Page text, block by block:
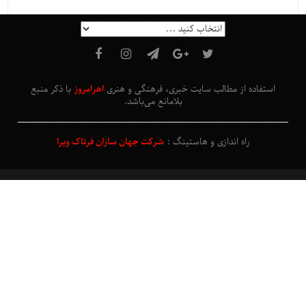
استفاده از مطالب سایت خبری، فرهنگی و هنری اهرامروز با ذکر منبع
بلامانع می‌باشد.
راه اندازی و هاستینگ :شرکت جهان سازان فرتاک ویرا